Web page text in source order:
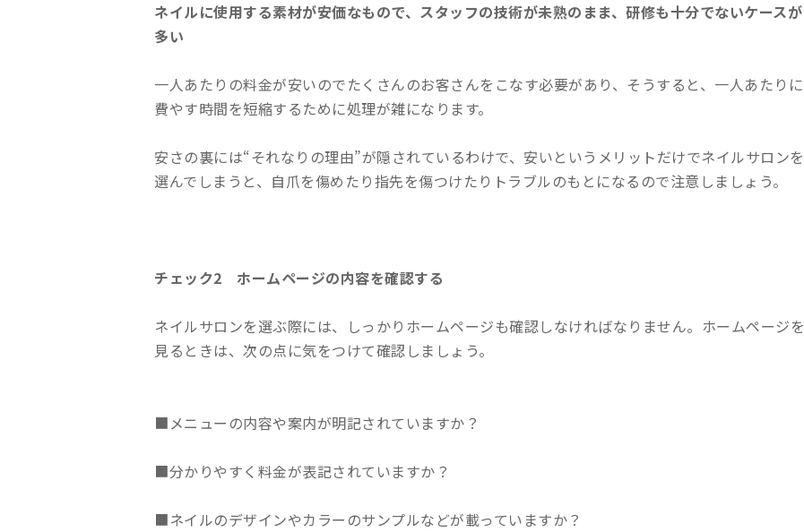
ネイルに使用する素材が安価なもので、スタッフの技術が未熟のまま、研修も十分でないケースが
多い
一人あたりの料金が安いのでたくさんのお客さんをこなす必要があり、そうすると、一人あたりに
費やす時間を短縮するために処理が雑になります。
安さの裏には“それなりの理由”が隠されているわけで、安いというメリットだけでネイルサロンを
選んでしまうと、自爪を傷めたり指先を傷つけたりトラブルのもとになるので注意しましょう。
チェック2 ホームページの内容を確認する
ネイルサロンを選ぶ際には、しっかりホームページも確認しなければなりません。ホームページを
見るときは、次の点に気をつけて確認しましょう。
■メニューの内容や案内が明記されていますか？
■分かりやすく料金が表記されていますか？
■ネイルのデザインやカラーのサンプルなどが載っていますか？